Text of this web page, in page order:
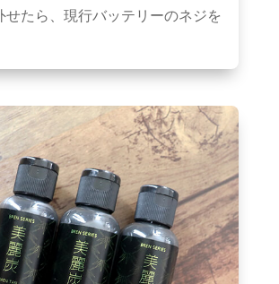
せたら、現行バッテリーのネジを